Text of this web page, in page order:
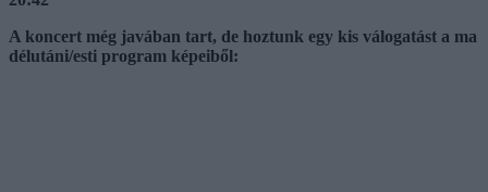
A koncert még javában tart, de hoztunk egy kis válogatást a ma
délutáni/esti program képeiből: